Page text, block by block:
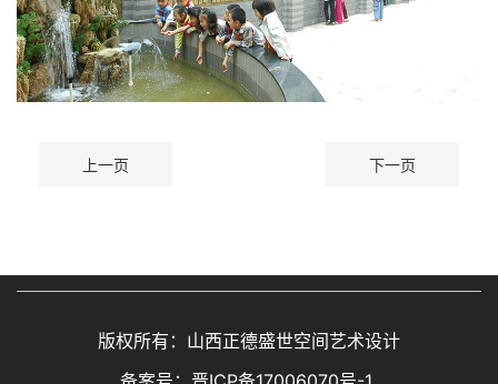
上一页 下一页
版权所有：山西正德盛世空间艺术设计